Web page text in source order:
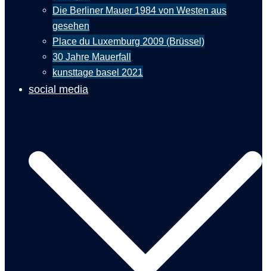
Die Berliner Mauer 1984 von Westen aus
gesehen
Place du Luxemburg 2009 (Brüssel)
30 Jahre Mauerfall
kunsttage basel 2021
social media